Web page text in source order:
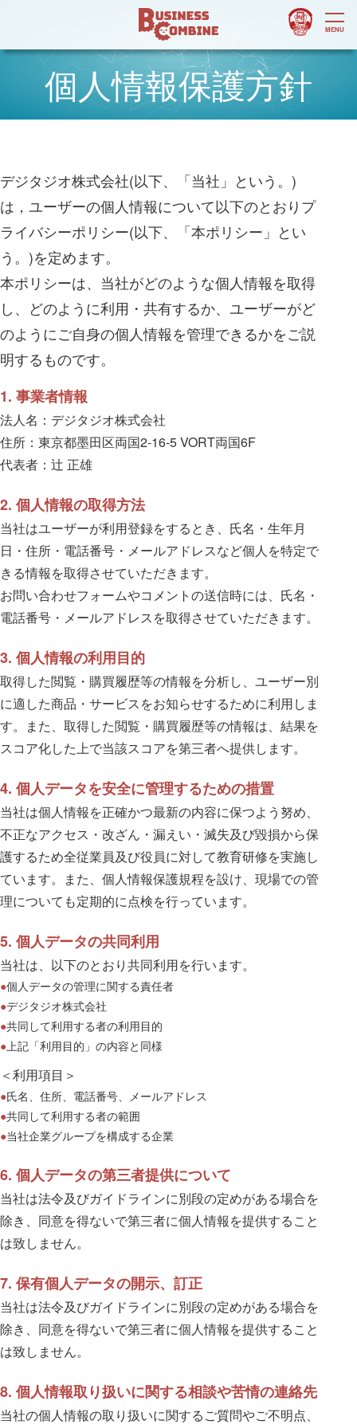
個人情報保護方針
デジタジオ株式会社(以下、「当社」という。)
は，ユーザーの個人情報について以下のとおりプ
ライバシーポリシー(以下、「本ポリシー」とい
う。)を定めます。
本ポリシーは、当社がどのような個人情報を取得
し、どのように利用・共有するか、ユーザーがど
のようにご自身の個人情報を管理できるかをご説
明するものです。
1. 事業者情報
法人名：デジタジオ株式会社
住所：東京都墨田区両国2-16-5 VORT両国6F
代表者：辻 正雄
2. 個人情報の取得方法
当社はユーザーが利用登録をするとき、氏名・生年月
日・住所・電話番号・メールアドレスなど個人を特定で
きる情報を取得させていただきます。
お問い合わせフォームやコメントの送信時には、氏名・
電話番号・メールアドレスを取得させていただきます。
3. 個人情報の利用目的
取得した閲覧・購買履歴等の情報を分析し、ユーザー別
に適した商品・サービスをお知らせするために利用しま
す。また、取得した閲覧・購買履歴等の情報は、結果を
スコア化した上で当該スコアを第三者へ提供します。
4. 個人データを安全に管理するための措置
当社は個人情報を正確かつ最新の内容に保つよう努め、
不正なアクセス・改ざん・漏えい・滅失及び毀損から保
護するため全従業員及び役員に対して教育研修を実施し
ています。また、個人情報保護規程を設け、現場での管
理についても定期的に点検を行っています。
5. 個人データの共同利用
当社は、以下のとおり共同利用を行います。
個人データの管理に関する責任者
デジタジオ株式会社
共同して利用する者の利用目的
上記「利用目的」の内容と同様
＜利用項目＞
氏名、住所、電話番号、メールアドレス
共同して利用する者の範囲
当社企業グループを構成する企業
6. 個人データの第三者提供について
当社は法令及びガイドラインに別段の定めがある場合を
除き、同意を得ないで第三者に個人情報を提供すること
は致しません。
7. 保有個人データの開示、訂正
当社は法令及びガイドラインに別段の定めがある場合を
除き、同意を得ないで第三者に個人情報を提供すること
は致しません。
8. 個人情報取り扱いに関する相談や苦情の連絡先
当社の個人情報の取り扱いに関するご質問やご不明点、